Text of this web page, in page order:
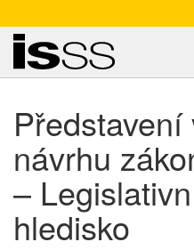
Představení
návrhu
–
hledisko